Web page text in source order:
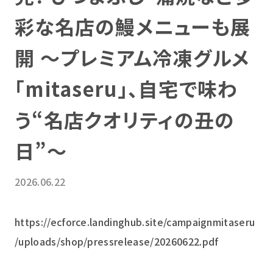
彩な名店の鰻メニューも展
開 ～プレミアム冷凍グルメ
「mitaseru」、自宅で味わ
う“名店クオリティの丑の
日”～
2026.06.22
https://ecforce.landinghub.site/campaignmitaseru
/uploads/shop/pressrelease/20260622.pdf